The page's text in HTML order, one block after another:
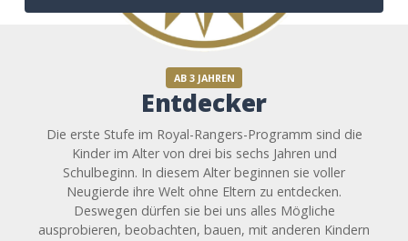
AB 3 JAHREN
Entdecker
Die erste Stufe im Royal-Rangers-Programm sind die
Kinder im Alter von drei bis sechs Jahren und
Schulbeginn. In diesem Alter beginnen sie voller
Neugierde ihre Welt ohne Eltern zu entdecken.
Deswegen dürfen sie bei uns alles Mögliche
ausprobieren, beobachten, bauen, mit anderen Kindern